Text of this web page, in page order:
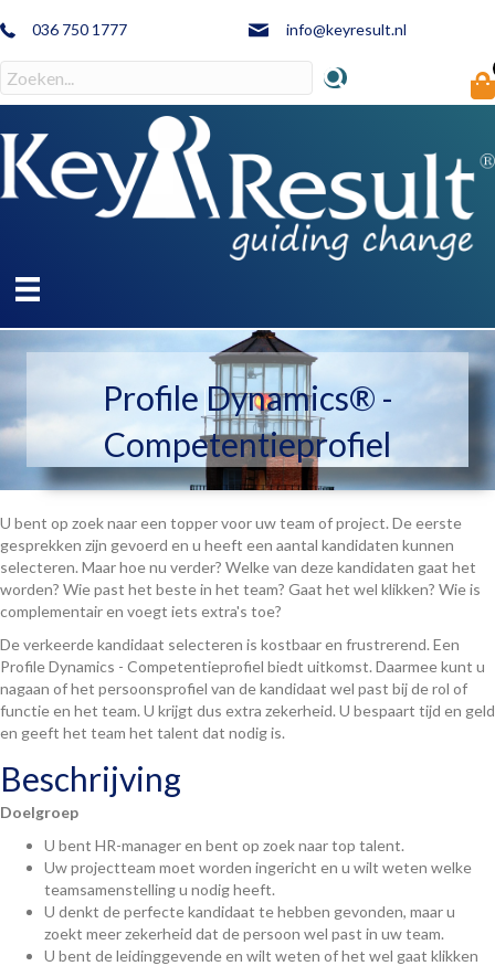
036 750 1777 info@keyresult.nl
Profile Dynamics® -
Competentieprofiel
U bent op zoek naar een topper voor uw team of project. De eerste
gesprekken zijn gevoerd en u heeft een aantal kandidaten kunnen
selecteren. Maar hoe nu verder? Welke van deze kandidaten gaat het
worden? Wie past het beste in het team? Gaat het wel klikken? Wie is
complementair en voegt iets extra's toe?
De verkeerde kandidaat selecteren is kostbaar en frustrerend. Een
Profile Dynamics - Competentieprofiel biedt uitkomst. Daarmee kunt u
nagaan of het persoonsprofiel van de kandidaat wel past bij de rol of
functie en het team. U krijgt dus extra zekerheid. U bespaart tijd en geld
en geeft het team het talent dat nodig is.
Beschrijving
Doelgroep
U bent HR-manager en bent op zoek naar top talent.
Uw projectteam moet worden ingericht en u wilt weten welke
teamsamenstelling u nodig heeft.
U denkt de perfecte kandidaat te hebben gevonden, maar u
zoekt meer zekerheid dat de persoon wel past in uw team.
U bent de leidinggevende en wilt weten of het wel gaat klikken